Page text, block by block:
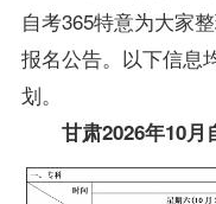
自考365特意为大家
报名公告。以下信息
划。
甘肃2026年10